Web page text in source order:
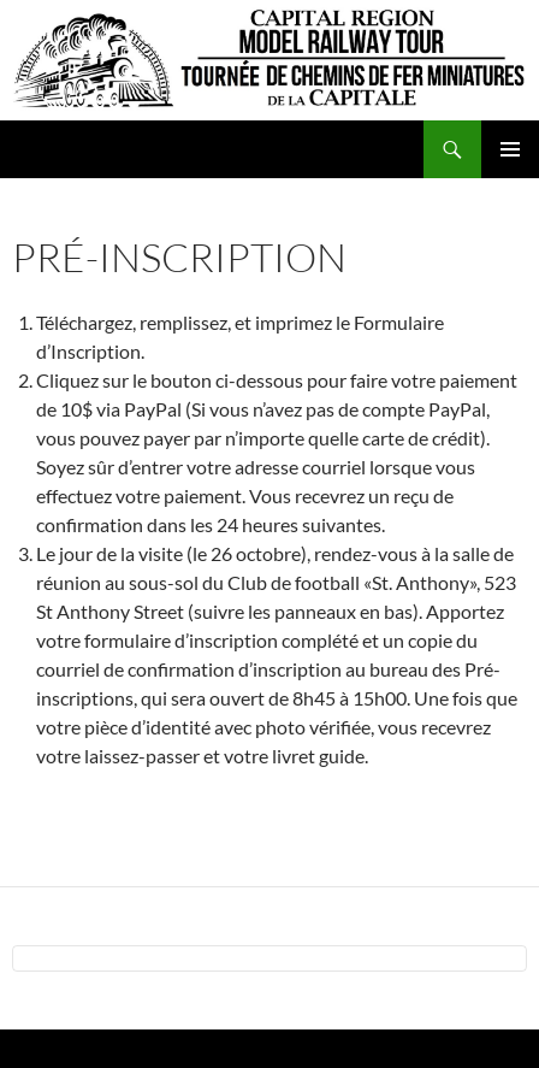
contenu
PRÉ-INSCRIPTION
Téléchargez, remplissez, et imprimez le Formulaire
d’Inscription.
Cliquez sur le bouton ci-dessous pour faire votre paiement
de 10$ via PayPal (Si vous n’avez pas de compte PayPal,
vous pouvez payer par n’importe quelle carte de crédit).
Soyez sûr d’entrer votre adresse courriel lorsque vous
effectuez votre paiement. Vous recevrez un reçu de
confirmation dans les 24 heures suivantes.
Le jour de la visite (le 26 octobre), rendez-vous à lasalle de
réunion au sous-sol du Club de football «St. Anthony», 523
St Anthony Street (suivre les panneaux en bas).Apportez
votre formulaire d’inscription complété et un copie du
courriel de confirmation d’inscription au bureau des Pré-
inscriptions, qui sera ouvert de 8h45 à 15h00. Une fois que
votre pièce d’identité avec photo vérifiée, vous recevrez
votre laissez-passer et votre livret guide.